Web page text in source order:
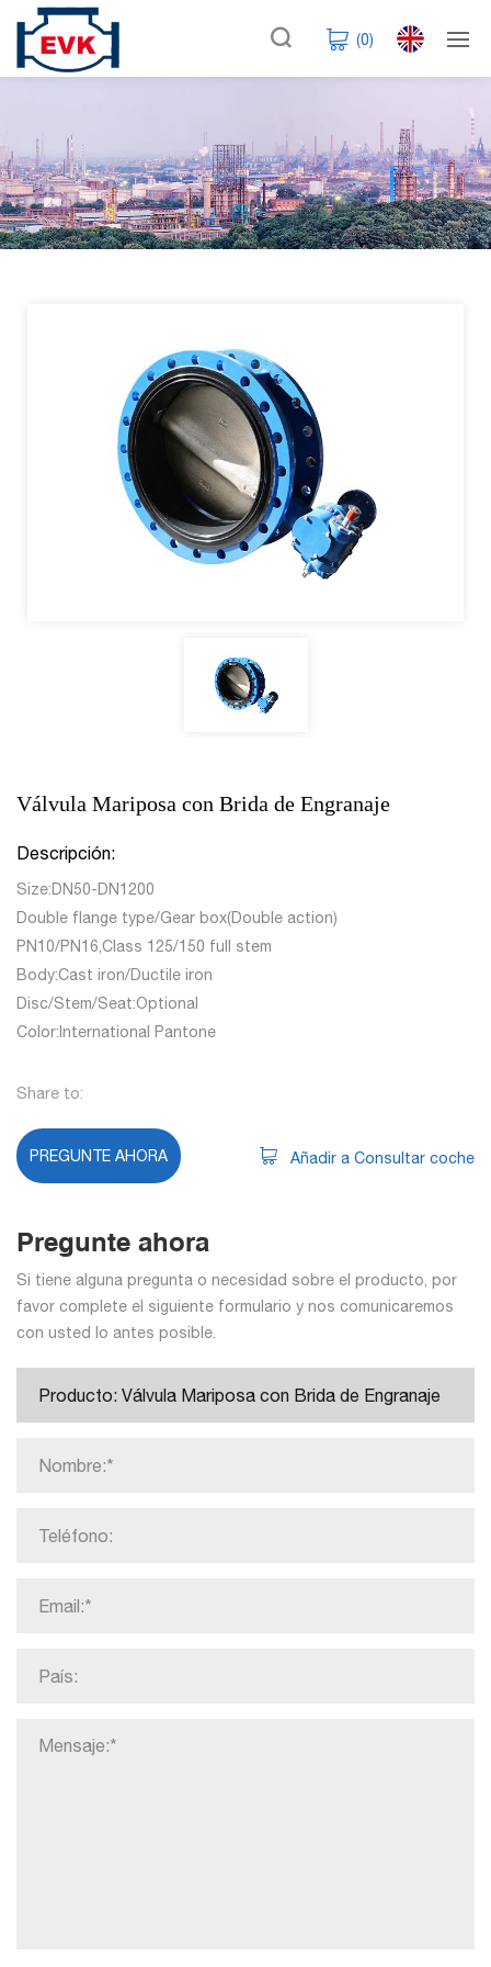
(0)
Válvula Mariposa con Brida de Engranaje
Descripción:
Size:DN50-DN1200
Double flange type/Gear box(Double action)
PN10/PN16,Class 125/150 full stem
Body:Cast iron/Ductile iron
Disc/Stem/Seat:Optional
Color:International Pantone
Share to:
PREGUNTE AHORA Añadir a Consultar coche
Pregunte ahora
Si tiene alguna pregunta o necesidad sobre el producto, por
favor complete el siguiente formulario y nos comunicaremos
con usted lo antes posible.